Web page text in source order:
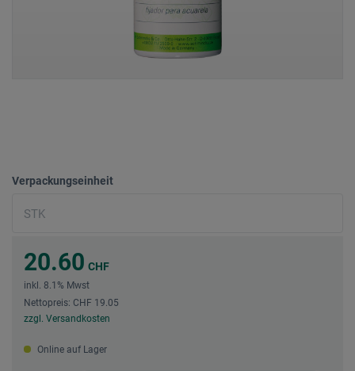
Verpackungseinheit
20.60 CHF
inkl. 8.1% Mwst
Nettopreis: CHF 19.05
zzgl. Versandkosten
Online auf Lager